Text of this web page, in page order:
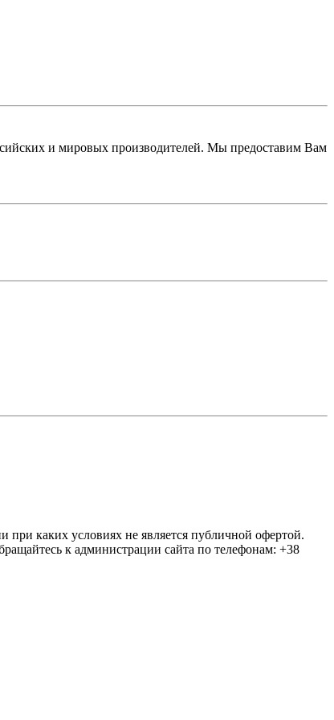
и мировых производителей. Мы предоставим Вам
каких условиях не является публичной офертой.
к администрации сайта по телефонам: +38